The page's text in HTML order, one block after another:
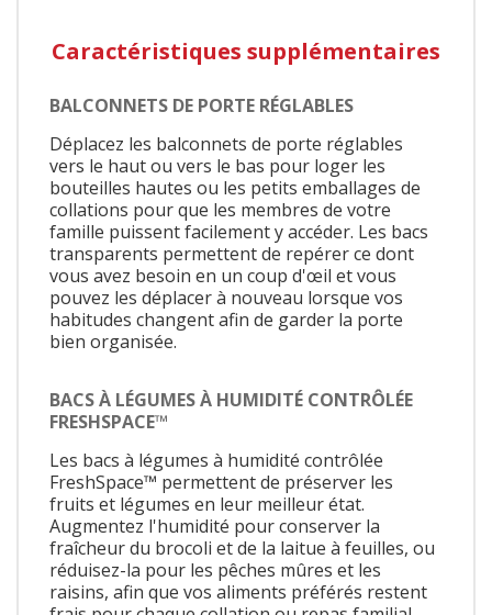
Caractéristiques supplémentaires
BALCONNETS DE PORTE RÉGLABLES
Déplacez les balconnets de porte réglables
vers le haut ou vers le bas pour loger les
bouteilles hautes ou les petits emballages de
collations pour que les membres de votre
famille puissent facilement y accéder. Les bacs
transparents permettent de repérer ce dont
vous avez besoin en un coup d'œil et vous
pouvez les déplacer à nouveau lorsque vos
habitudes changent afin de garder la porte
bien organisée.
BACS À LÉGUMES À HUMIDITÉ CONTRÔLÉE
FRESHSPACE™
Les bacs à légumes à humidité contrôlée
FreshSpace™ permettent de préserver les
fruits et légumes en leur meilleur état.
Augmentez l'humidité pour conserver la
fraîcheur du brocoli et de la laitue à feuilles, ou
réduisez-la pour les pêches mûres et les
raisins, afin que vos aliments préférés restent